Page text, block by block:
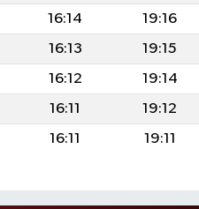
16:14 19:16
16:13 19:15
16:12 19:14
16:11 19:12
16:11 19:11